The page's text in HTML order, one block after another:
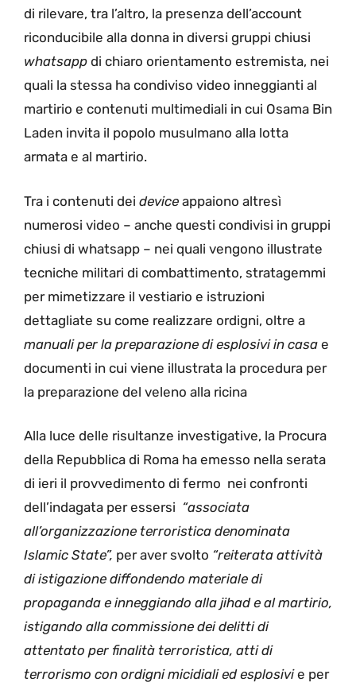
di rilevare, tra l’altro, la presenza dell’account
riconducibile alla donna in diversi gruppi chiusi
whatsapp di chiaro orientamento estremista, nei
quali la stessa ha condiviso video inneggianti al
martirio e contenuti multimediali in cui Osama Bin
Laden invita il popolo musulmano alla lotta
armata e al martirio.
Tra i contenuti dei device appaiono altresì
numerosi video – anche questi condivisi in gruppi
chiusi di whatsapp – nei quali vengono illustrate
tecniche militari di combattimento, stratagemmi
per mimetizzare il vestiario e istruzioni
dettagliate su come realizzare ordigni, oltre a
manuali per la preparazione di esplosivi in casa e
documenti in cui viene illustrata la procedura per
la preparazione del veleno alla ricina
Alla luce delle risultanze investigative, la Procura
della Repubblica di Roma ha emesso nella serata
di ieri il provvedimento di fermo nei confronti
dell’indagata per essersi “associata
all’organizzazione terroristica denominata
Islamic State”, per aver svolto “reiterata attività
di istigazione diffondendo materiale di
propaganda e inneggiando alla jihad e al martirio,
istigando alla commissione dei delitti di
attentato per finalità terroristica, atti di
terrorismo con ordigni micidiali ed esplosivie per